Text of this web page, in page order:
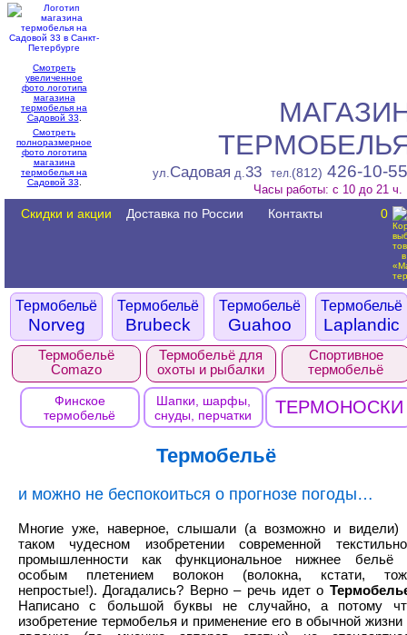
Смотреть
увеличенное
фото логотипа
магазина
термобелья на
Садовой 33
Смотреть
полноразмерное
фото логотипа
магазина
термобелья на
Садовой 33
тел. (812) 426-10-
ул.Садовая д.33
Часы работы: с 10 до 21 ч.
Скидки и акции Доставка по России Контакты 0
Термобельё
Comazo
Термобельё для
охоты и рыбалки
Спортивное
термобельё
Финское
термобельё
Шапки, шарфы,
снуды, перчатки
ТЕРМОНОСКИ
Термобельё
и можно не беспокоиться о прогнозе погоды…
Многие уже, наверное, слышали (а возможно и видели)
таком чудесном изобретении современной
промышленности как функциональное нижнее бельё
особым плетением волокон (волокна, кстати,
непростые!). Догадались? Верно – речь идет о
Написано с большой буквы не случайно, а потому
изобретение термобелья и применение его в обычной жизни
Термобельё
Norveg
Термобельё
Brubeck
Термобельё
Guahoo
Термобельё
Laplandic